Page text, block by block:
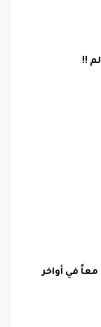
!!
في أواخر